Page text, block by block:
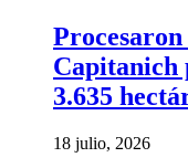
Capitanich
3.635
18 julio, 2026